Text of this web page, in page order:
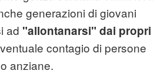
generazioni di giovani
ad "allontanarsi" dai propri
contagio di persone
anziane.